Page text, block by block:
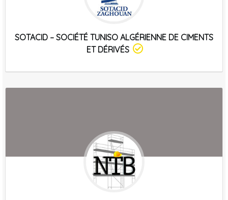
SOTACID – SOCIÉTÉ TUNISO ALGÉRIENNE DE CIMENTS
ET DÉRIVÉS